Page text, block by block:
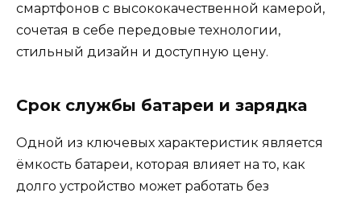
смартфонов с высококачественной камерой,
сочетая в себе передовые технологии,
стильный дизайн и доступную цену.
Срок службы батареи и зарядка
Одной из ключевых характеристик является
ёмкость батареи, которая влияет на то, как
долго устройство может работать без